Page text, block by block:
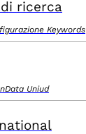
ricerca
Keywords
Uniud